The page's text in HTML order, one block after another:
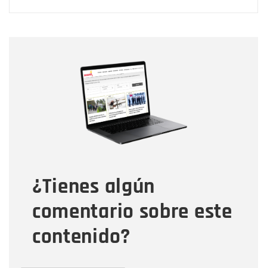
¿Tienes algún
comentario sobre este
contenido?
Correo electrónico
Tipo de comentario
Mensaje